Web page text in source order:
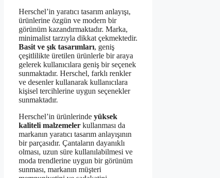
Herschel’in yaratıcı tasarım anlayışı,
ürünlerine özgün ve modern bir
görünüm kazandırmaktadır. Marka,
minimalist tarzıyla dikkat çekmektedir.
Basit ve şık tasarımları, geniş
çeşitlilikte üretilen ürünlerle bir araya
gelerek kullanıcılara geniş bir seçenek
sunmaktadır. Herschel, farklı renkler
ve desenler kullanarak kullanıcılara
kişisel tercihlerine uygun seçenekler
sunmaktadır.
Herschel’in ürünlerinde yüksek
kaliteli malzemeler kullanması da
markanın yaratıcı tasarım anlayışının
bir parçasıdır. Çantaların dayanıklı
olması, uzun süre kullanılabilmesi ve
moda trendlerine uygun bir görünüm
sunması, markanın müşteri